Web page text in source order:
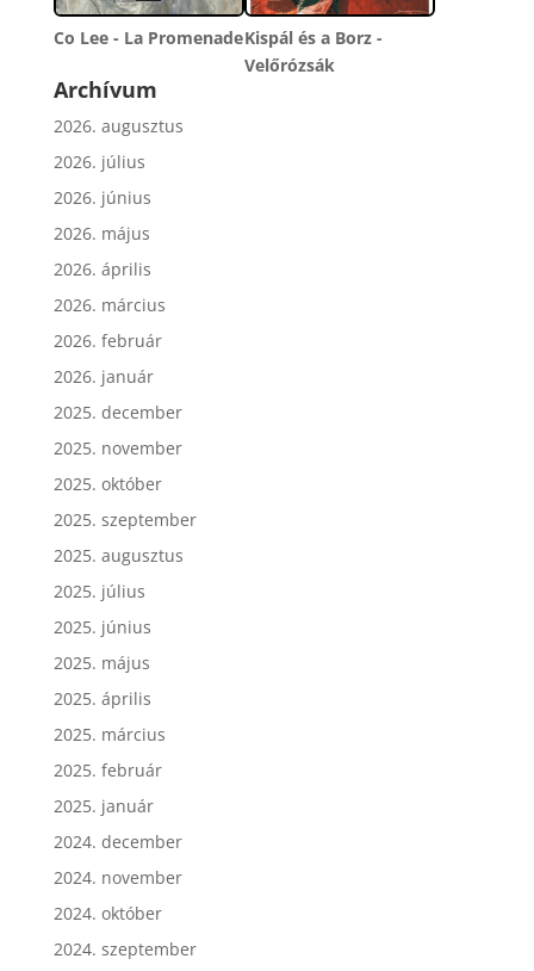
Co Lee - La PromenadeKispál és a Borz -
Velőrózsák
Archívum
2026. augusztus
2026. július
2026. június
2026. május
2026. április
2026. március
2026. február
2026. január
2025. december
2025. november
2025. október
2025. szeptember
2025. augusztus
2025. július
2025. június
2025. május
2025. április
2025. március
2025. február
2025. január
2024. december
2024. november
2024. október
2024. szeptember